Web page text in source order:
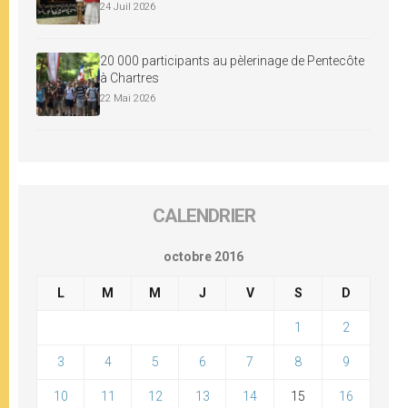
24 Juil 2026
20 000 participants au pèlerinage de Pentecôte
à Chartres
22 Mai 2026
CALENDRIER
octobre 2016
L M M J V S D
1 2
3 4 5 6 7 8 9
10 11 12 13 14 15 16